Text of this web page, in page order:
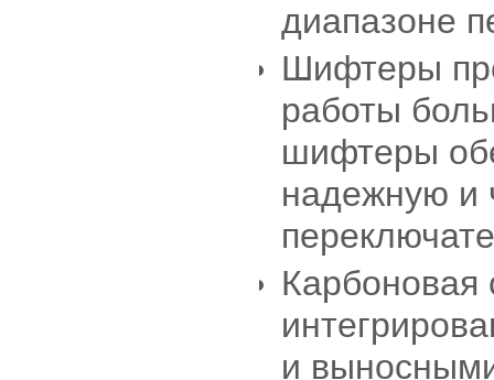
диапазоне
Шифтеры
работы
шифтеры
надежную и
Карбоновая
и